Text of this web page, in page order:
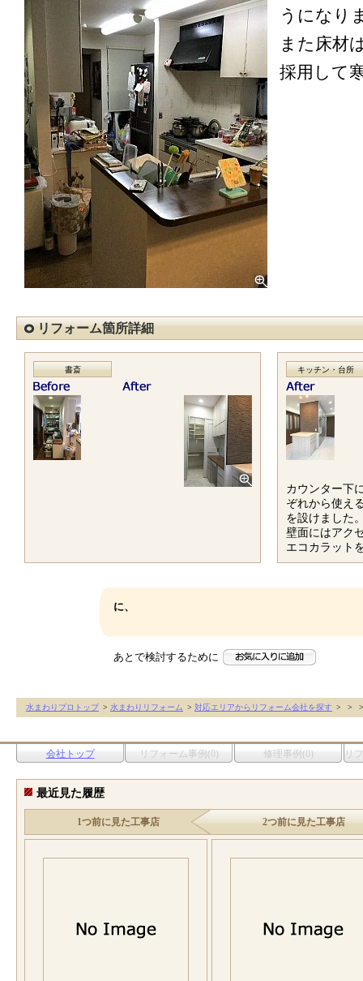
うになり
また床材
採用して
リフォーム箇所詳細
書斎 キッチン・台所
カウンター下
ぞれから使え
を設けました
壁面にはアク
エコカラット
に、
あとで検討するために
水まわりプロトップ > 水まわりリフォーム > 対応エリアからリフォーム会社を探す > > >
会社トップ リフォーム事例(0) 修理事例(0) リ
最近見た履歴
1つ前に見た工事店 2つ前に見た工事店